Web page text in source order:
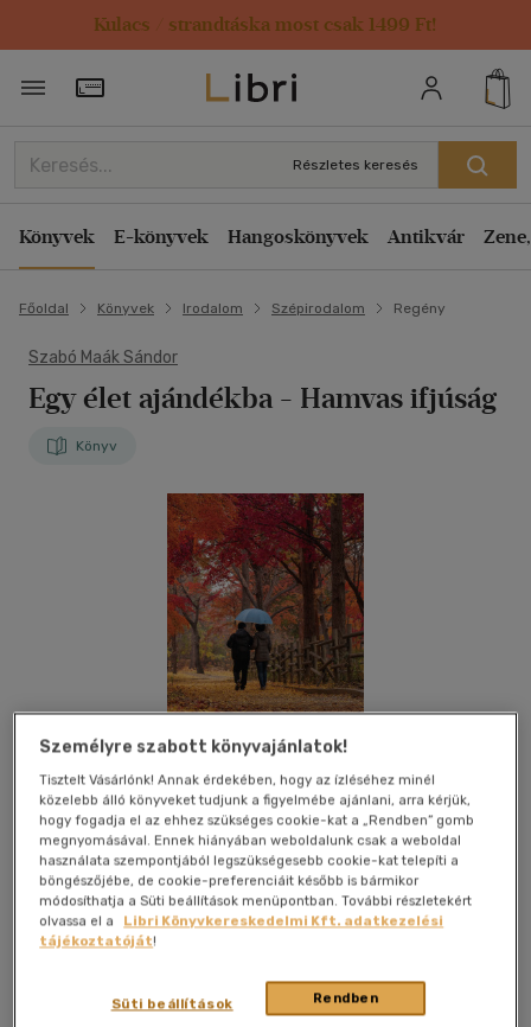
Kulacs / strandtáska most csak 1499 Ft!
Törzsvásárlói Kártya adatai
Részletes keresés
Könyvek E-könyvek Hangoskönyvek Antikvár
Főoldal Könyvek Irodalom Szépirodalom Regény
Szabó Maák Sándor
Egy élet ajándékba - Hamvas ifjúság
Könyv
Kívánságlistához adom Megosztom
magyar nyelvű|kartonált|125 oldal
Személyre szabott könyvajánlatok!
Tisztelt Vásárlónk! Annak érdekében, hogy az ízléséhez minél
közelebb álló könyveket tudjunk a figyelmébe ajánlani, arra kérjük,
hogy fogadja el az ehhez szükséges cookie-kat a „Rendben” gomb
megnyomásával. Ennek hiányában weboldalunk csak a weboldal
használata szempontjából legszükségesebb cookie-kat telepíti a
böngészőjébe, de cookie-preferenciáit később is bármikor
módosíthatja a Süti beállítások menüpontban. További részletekért
olvassa el a
Libri Könyvkereskedelmi Kft. adatkezelési
tájékoztatóját!
Rendben
Süti beállítások